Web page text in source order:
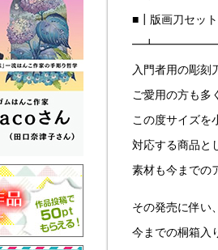
■┃版画刀セット
入門者用の彫刻
ご愛用の方も多
この度サイズを
対応する商品と
素材も今までの
その発売に伴い
今までの桐箱入